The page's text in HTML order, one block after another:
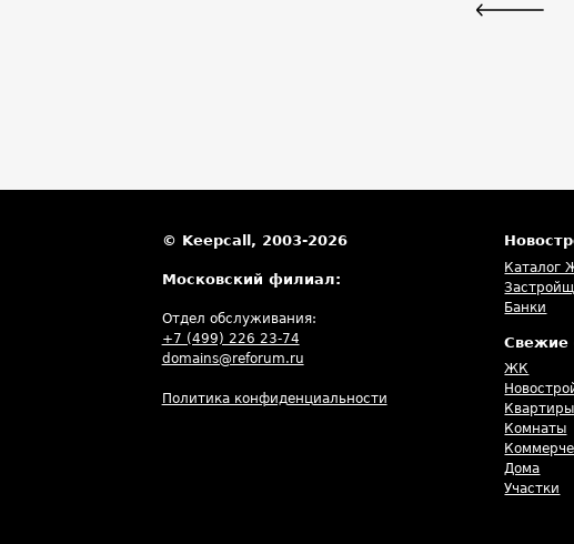
© Keepcall, 2003-2026
Московский филиал:
Отдел обслуживания:
+7 (499) 226 23-74
domains@reforum.ru
Политика конфиденциальности
Каталог
Банки
Свежие
ЖК
Квартиры
Комнаты
Дома
Участки